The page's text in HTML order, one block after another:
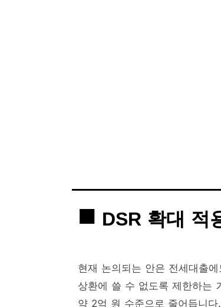
DSR 확대 적
현재 논의되는 안은 전세대출
상환에 쓸 수 없도록 제한하는
약 2억 원 수준으로 줄어듭니